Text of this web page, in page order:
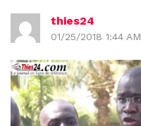
thies24
01/25/2018 1:44 AM